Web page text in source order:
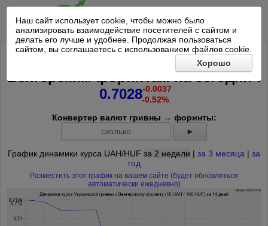
Наш сайт использует cookie, чтобы можно было
анализировать взаимодействие посетителей с сайтом и
делать его лучше и удобнее. Продолжая пользоваться
сайтом, вы соглашаетесь с использованием файлов cookie.
Хорошо
Курс 10 Украинских гривен к 100
Венгерским форинтам насегодня* :
0.7028-0.0037
-0.52%
Конвертер валют гривны → форинты:
►
График динамики курса UAH/HUF за 2 недели | за 3 месяца | за
год
Разместить этот график на вашем сайте (будет обновляться
автоматически ежедневно)